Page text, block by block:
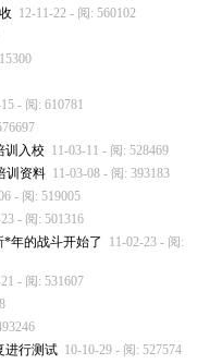
12-11-22 - 阅: 560102
- 阅: 610781
训入校 11-03-11 - 阅: 528469
训资料 11-03-08 - 阅: 393183
- 阅: 519005
- 阅: 501316
*年的战斗开始了
11-02-23 - 阅:
- 阅: 531607
进行测试 10-10-29 - 阅: 527574